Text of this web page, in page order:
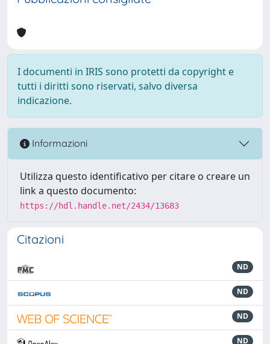
I documenti in IRIS sono protetti da copyright e
tutti i diritti sono riservati, salvo diversa
indicazione.
Informazioni
Utilizza questo identificativo per citare o creare un
link a questo documento:
https://hdl.handle.net/2434/13683
Citazioni
ND
ND
ND
ND